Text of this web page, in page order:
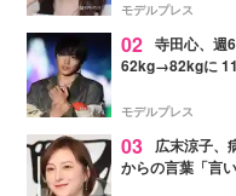
モデルプレス
02 寺田心、週
62kg→82kgに
「かっこいい」と
モデルプレス
03
広末涼子、
からの言葉「言